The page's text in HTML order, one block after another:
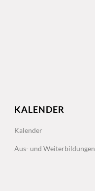
KALENDER
Kalender
Aus- und Weiterbildungen